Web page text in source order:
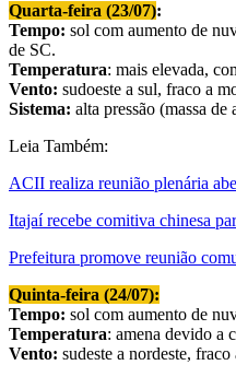
Quarta-feira (23/07):
Tempo: sol com aumento de
de SC.
Temperatura: mais elevada,
Vento: sudoeste a sul, fraco a
Sistema: alta pressão (massa
Leia Também:
ACII realiza reunião plenária
Itajaí recebe comitiva chinesa
Prefeitura promove reunião
Quinta-feira (24/07):
Tempo: sol com aumento de
Temperatura: amena devido a
Vento: sudeste a nordeste,